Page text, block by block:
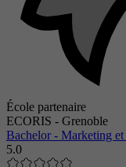
École partenaire
ECORIS - Grenoble
Bachelor - Marketing
5.0